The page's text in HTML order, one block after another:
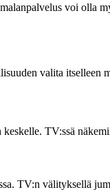
voi olla
valita itselleen
TV:ssä
TV:n välityksellä